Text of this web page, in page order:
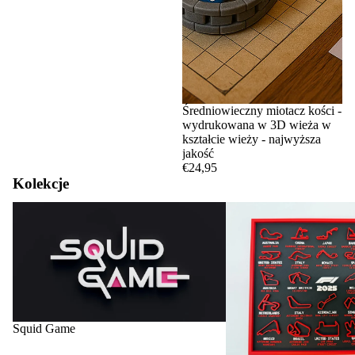
Średniowieczny miotacz kości -
wydrukowana w 3D wieża w
kształcie wieży - najwyższa
jakość
€24,95
Kolekcje
Squid Game